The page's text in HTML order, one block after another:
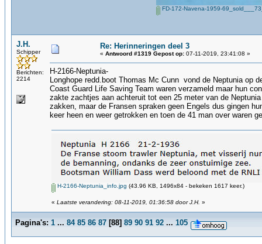
FD-172-Navena-1959-
J.H.
Schipper
Berichten:
2214
Re: Herinneringen deel 3
« Antwoord #1319 Gepost op: 07-11-2019, 23:41:08 »
H-2166-Neptunia-
Longhope redd.boot Thomas Mc Cunn vond de Neptunia op
Coast Guard Life Saving Team waren verzameld maar hun
zakte zachtjes aan achteruit tot een 25 meter van de
zakken, maar de Fransen spraken geen Engels dus gingen
keer heen en weer getrokken en toen de 41 man over waren
H-2166-Neptunia_info.jpg (43.96 KB, 1496x84 - bekeken 1617 keer.)
« Laatste verandering: 08-11-2019, 01:36:58 door J.H. »
Pagina's: 1 ... 84 85 86 87 [88] 89 90 91 92 ... 105